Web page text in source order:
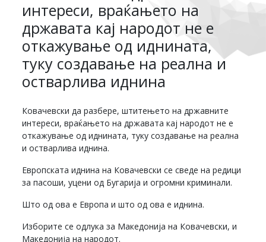
интереси, враќањето на
државата кај народот не е
откажување од иднината,
туку создавање на реална и
остварлива иднина
Ковачевски да разбере, штитењето на државните
интереси, враќањето на државата кај народот не е
откажување од иднината, туку создавање на реална
и остварлива иднина.
Европската иднина на Ковачевски се сведе на редици
за пасоши, уцени од Бугарија и огромни криминали.
Што од ова е Европа и што од ова е иднина.
Изборите се одлука за Македонија на Ковачевски, и
Македонија на народот.